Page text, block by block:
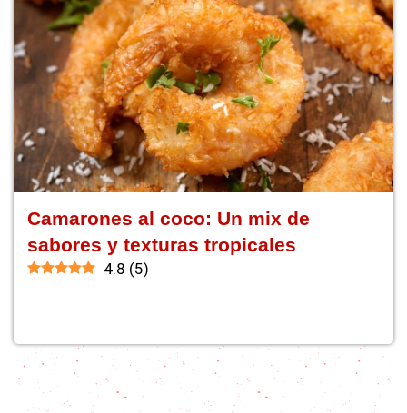
Camarones al coco: Un mix de
sabores y texturas tropicales
4.8 (5)